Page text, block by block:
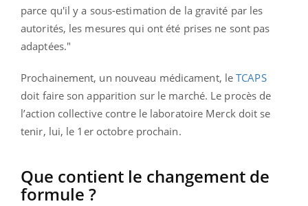
parce qu'il y a sous-estimation de la gravité par les
autorités, les mesures qui ont été prises ne sont pas
adaptées."
Prochainement, un nouveau médicament, leTCAPS
doit faire son apparition sur le marché. Le procès de
l’action collective contre le laboratoire Merck doit se
tenir, lui, le 1er octobre prochain.
Que contient le changement de
formule ?